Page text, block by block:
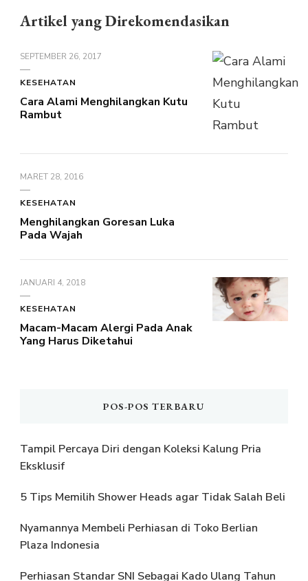
Artikel yang Direkomendasikan
SEPTEMBER 26, 2017
KESEHATAN
Cara Alami Menghilangkan Kutu
Rambut
MARET 28, 2016
KESEHATAN
Menghilangkan Goresan Luka
Pada Wajah
JANUARI 4, 2018
KESEHATAN
Macam-Macam Alergi Pada Anak
Yang Harus Diketahui
POS-POS TERBARU
Tampil Percaya Diri dengan Koleksi Kalung Pria
Eksklusif
5 Tips Memilih Shower Heads agar Tidak Salah Beli
Nyamannya Membeli Perhiasan di Toko Berlian
Plaza Indonesia
Perhiasan Standar SNI Sebagai Kado Ulang Tahun